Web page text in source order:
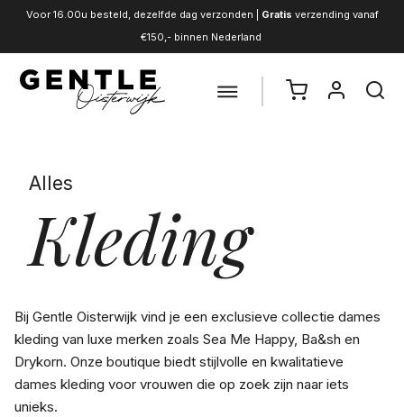
Voor 16.00u besteld, dezelfde dag verzonden | Gratis verzending vanaf
€150,- binnen Nederland
Alles
Kleding
Bij Gentle Oisterwijk vind je een exclusieve collectie dames
kleding van luxe merken zoals Sea Me Happy, Ba&sh en
Drykorn. Onze boutique biedt stijlvolle en kwalitatieve
dames kleding voor vrouwen die op zoek zijn naar iets
unieks.